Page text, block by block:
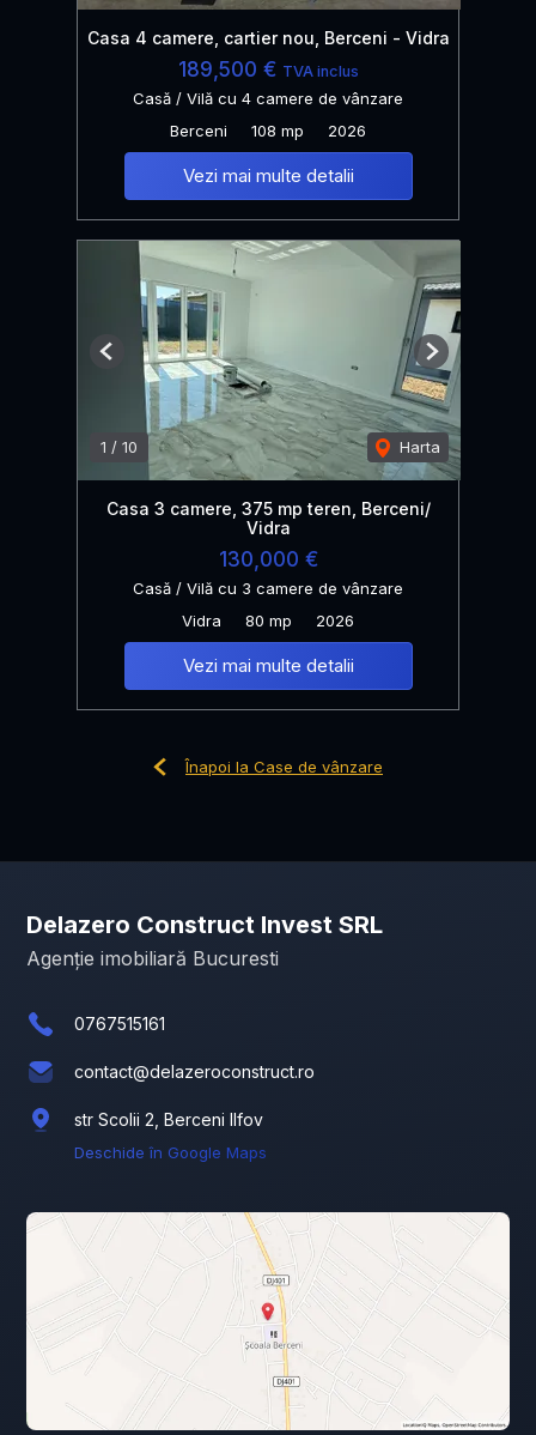
Casa 4 camere, cartier nou, Berceni - Vidra
189,500 € TVA inclus
Casă / Vilă cu 4 camere de vânzare
Berceni
108 mp 2026
Vezi mai multe detalii
1 / 10 Harta
Previous Next
Casa 3 camere, 375 mp teren, Berceni/
Vidra
130,000 €
Casă / Vilă cu 3 camere de vânzare
Vidra
80 mp 2026
Vezi mai multe detalii
Înapoi la Case de vânzare
Delazero Construct Invest SRL
Agenție imobiliară Bucuresti
0767515161
contact@delazeroconstruct.ro
str Scolii 2, Berceni Ilfov
Deschide în Google Maps